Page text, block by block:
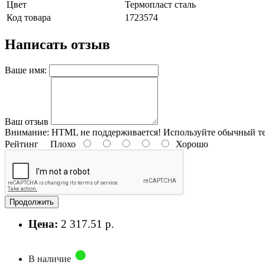
Цвет
Термопласт сталь
Код товара
1723574
Написать отзыв
Ваше имя:
Ваш отзыв
Внимание: HTML не поддерживается! Используйте обычный
Рейтинг Плохо Хорошо
Продолжить
Цена: 2 317.51 р.
В наличие